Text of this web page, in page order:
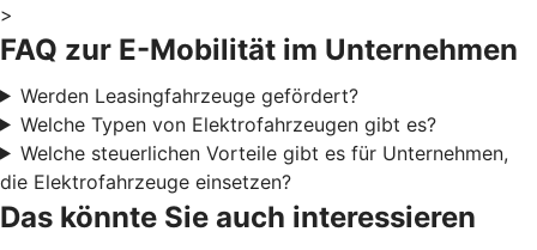
>
FAQ zur E-Mobilität im Unternehmen
Werden Leasingfahrzeuge gefördert?
Welche Typen von Elektrofahrzeugen gibt es?
Welche steuerlichen Vorteile gibt es für Unternehmen,
die Elektrofahrzeuge einsetzen?
Das könnte Sie auch interessieren